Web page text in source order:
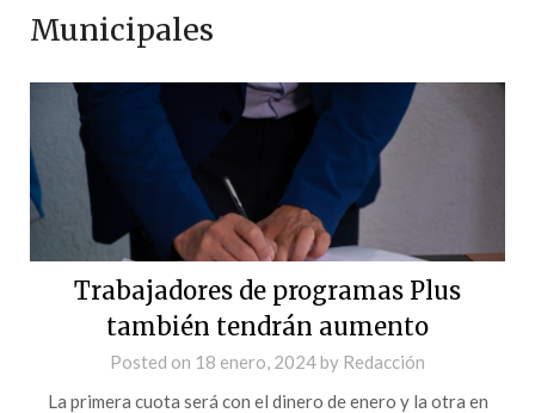
Municipales
Trabajadores de programas Plus
también tendrán aumento
Posted on 18 enero, 2024by Redacción
La primera cuota será con el dinero de enero y la otra en